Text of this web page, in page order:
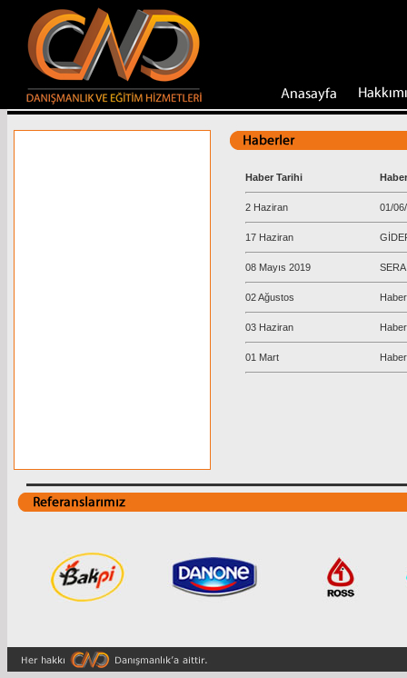
Haber Tarihi
2 Haziran 01/
17 Haziran
08 Mayıs 2019
02 Ağustos
03 Haziran
01 Mart Haber